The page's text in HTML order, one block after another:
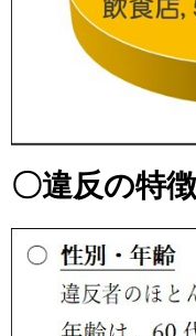
〇違反の特徴